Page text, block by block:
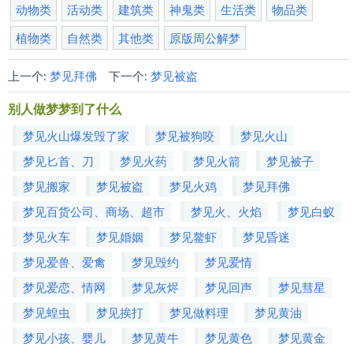
动物类 活动类 建筑类 神鬼类 生活类
物品类
植物类
自然类 其他类 原版周公解梦
上一个: 梦见拜佛下一个: 梦见被盗
别人做梦梦到了什么
梦见火山爆发毁了家 梦见被狗咬
梦见火山
梦见匕首、刀
梦见火药 梦见火箭
梦见被子
梦见搬家
梦见被盗 梦见火鸡
梦见拜佛
梦见百货公司、商场、超市
梦见火、火焰
梦见白蚁
梦见火车
梦见婚姻 梦见鳌虾
梦见昏迷
梦见爱兽、爱禽
梦见毁约
梦见爱情
梦见爱恋、情网
梦见灰烬 梦见回声
梦见彗星
梦见蝗虫
梦见挨打 梦见做料理
梦见黄油
梦见小孩、婴儿
梦见黄牛 梦见黄色 梦见黄金